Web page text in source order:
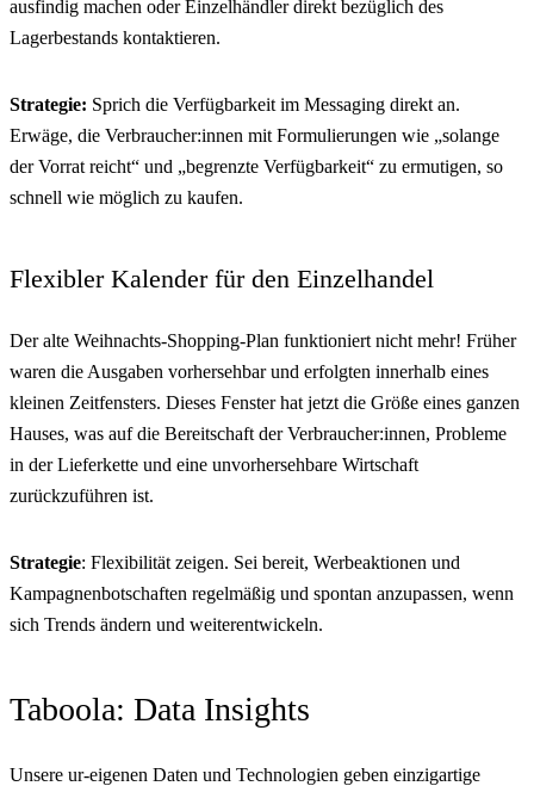
ausfindig machen oder Einzelhändler direkt bezüglich des
Lagerbestands kontaktieren.
Strategie: Sprich die Verfügbarkeit im Messaging direkt an.
Erwäge, die Verbraucher:innen mit Formulierungen wie „solange
der Vorrat reicht“ und „begrenzte Verfügbarkeit“ zu ermutigen, so
schnell wie möglich zu kaufen.
Flexibler Kalender für den Einzelhandel
Der alte Weihnachts-Shopping-Plan funktioniert nicht mehr! Früher
waren die Ausgaben vorhersehbar und erfolgten innerhalb eines
kleinen Zeitfensters. Dieses Fenster hat jetzt die Größe eines ganzen
Hauses, was auf die Bereitschaft der Verbraucher:innen, Probleme
in der Lieferkette und eine unvorhersehbare Wirtschaft
zurückzuführen ist.
Strategie: Flexibilität zeigen. Sei bereit, Werbeaktionen und
Kampagnenbotschaften regelmäßig und spontan anzupassen, wenn
sich Trends ändern und weiterentwickeln.
Taboola: Data Insights
Unsere ur-eigenen Daten und Technologien geben einzigartige